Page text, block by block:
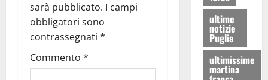
sarà pubblicato. I campi
obbligatori sono
contrassegnati *
Commento *
ultime
notizie
Puglia
ultimissime
martina